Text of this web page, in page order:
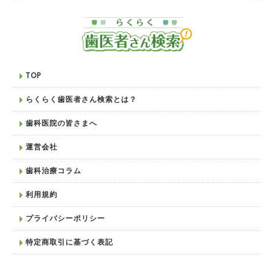
TOP
らくらく歯医者さん検索とは？
歯科医院の皆さまへ
運営会社
歯科治療コラム
利用規約
プライバシーポリシー
特定商取引に基づく表記